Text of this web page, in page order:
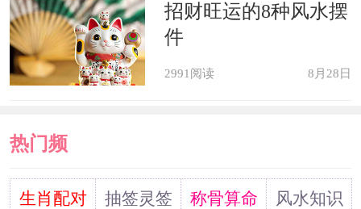
庭琐事繁多，属狗人根本无法集中精力
投入到工作当中。要学会权量利弊，做
最好的选择。
属狗2022年运势及运程
2022年属鸡狗犯太岁是什么意思，
招财旺运的8种风水摆
件
2991阅读 8月28日
热门频
道生肖配对 抽签灵签 称骨算命
风水知识